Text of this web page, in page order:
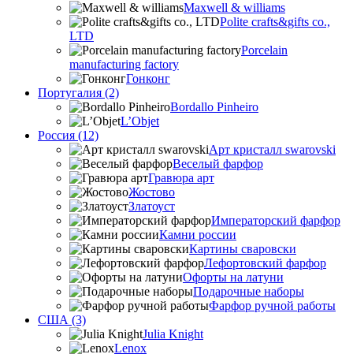
Maxwell & williams
Polite crafts&gifts co.,
LTD
Porcelain
manufacturing factory
Гонконг
Португалия (2)
Bordallo Pinheiro
L’Objet
Россия (12)
Арт кристалл swarovski
Веселый фарфор
Гравюра арт
Жостово
Златоуст
Императорский фарфор
Камни россии
Картины сваровски
Лефортовский фарфор
Офорты на латуни
Подарочные наборы
Фарфор ручной работы
США (3)
Julia Knight
Lenox